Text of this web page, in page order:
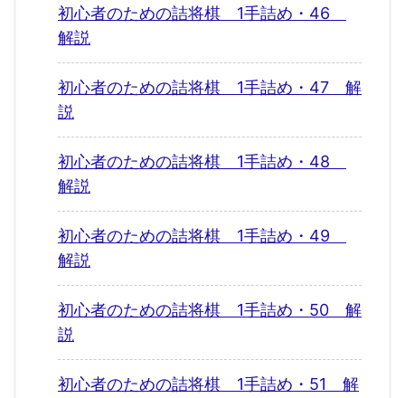
初心者のための詰将棋 1手詰め・46
解説
初心者のための詰将棋 1手詰め・47 解
説
初心者のための詰将棋 1手詰め・48
解説
初心者のための詰将棋 1手詰め・49
解説
初心者のための詰将棋 1手詰め・50 解
説
初心者のための詰将棋 1手詰め・51 解